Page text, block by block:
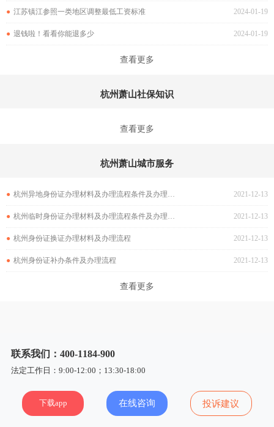
● 江苏镇江参照一类地区调整最低工资标准 2024-01-19
● 退钱啦！看看你能退多少 2024-01-19
查看更多
杭州萧山社保知识
查看更多
杭州萧山城市服务
● 杭州异地身份证办理材料及办理流程条件及办理流程 2021-12-13
● 杭州临时身份证办理材料及办理流程条件及办理流程 2021-12-13
● 杭州身份证换证办理材料及办理流程 2021-12-13
● 杭州身份证补办条件及办理流程 2021-12-13
查看更多
联系我们：400-1184-900
法定工作日：9:00-12:00；13:30-18:00
下载app 在线咨询 投诉建议